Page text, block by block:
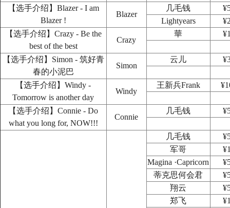
【选手介绍】Blazer - I am
Blazer !
Blazer
几毛钱
Lightyears
【选手介绍】Crazy - Be the
best of the best
Crazy
華
【选手介绍】Simon - 筑好青
春的小泥巴
Simon
云儿
【选手介绍】Windy -
Tomorrow is another day
Windy
王新兵Frank
【选手介绍】Connie - Do
what you long for, NOW!!!
Connie
几毛钱
几毛钱
军哥
Magina ·Capricorn
蒂克思何会君
翔云
郑飞